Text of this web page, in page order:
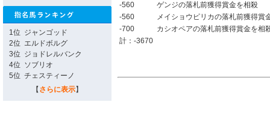
1位 ジャンゴッド
2位 エルドボルグ
3位 ジョドレルバンク
4位 ソブリオ
5位 チェスティーノ
【 さらに表示】
-560
ゲンジの落札前獲得賞金を相殺
-560
メイショウピリカの落札前獲得賞
-700
カシオペアの落札前獲得賞金を相
計：-3670